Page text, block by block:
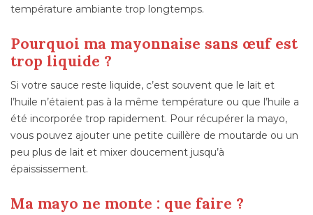
température ambiante trop longtemps.
Pourquoi ma mayonnaise sans œuf est
trop liquide ?
Si votre sauce reste liquide, c’est souvent que le lait et
l’huile n’étaient pas à la même température ou que l’huile a
été incorporée trop rapidement. Pour récupérer la mayo,
vous pouvez ajouter une petite cuillère de moutarde ou un
peu plus de lait et mixer doucement jusqu’à
épaississement.
Ma mayo ne monte : que faire ?